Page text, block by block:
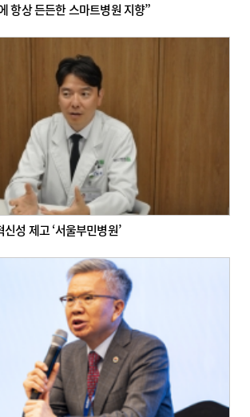
항상 든든한 스마트병원 지향”
성 제고 ‘서울부민병원’